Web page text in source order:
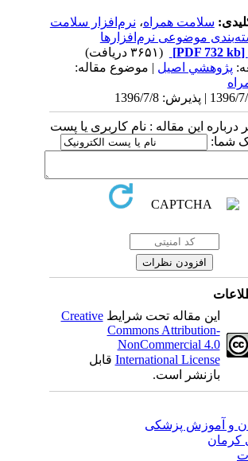
سلامت همراه ،نرم‌افزار سلامت
موضوعی نرم‌افزارها
پژوهشي اصیل| موضوع مقاله:
این مقاله : نام کاربری یا پست
شما:
این مقاله تحت شرایطCreative
Commons Attribution-
NonCommercial 4.0
International Licenseقابل
بازنشر است.
و آموزش پزشکی